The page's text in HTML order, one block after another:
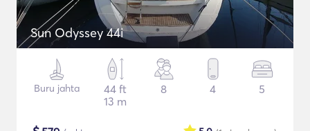
Sun Odyssey 44i
Buru jahta
44 ft
13 m
8 4 5